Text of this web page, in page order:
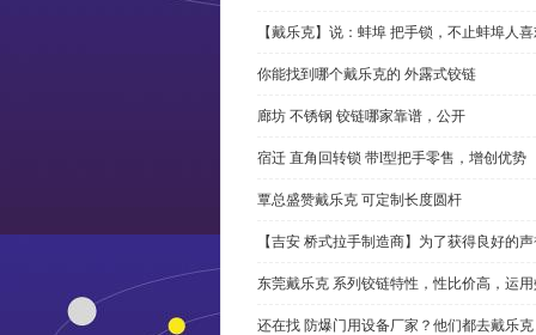
【戴乐克】说：蚌埠 把手锁，不止蚌埠人
你能找到哪个戴乐克的 外露式铰链
廊坊 不锈钢 铰链哪家靠谱，公开
宿迁 直角回转锁 带l型把手零售，增创优势
覃总盛赞戴乐克 可定制长度圆杆
【吉安 桥式拉手制造商】为了获得良好的
东莞戴乐克 系列铰链特性，性比价高，运
还在找 防爆门用设备厂家？他们都去戴乐克